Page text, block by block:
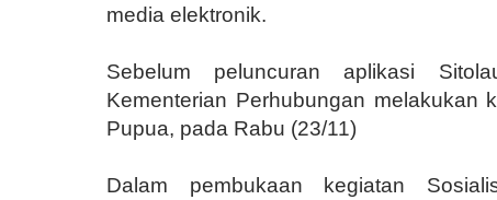
media elektronik.
Sebelum peluncuran aplikasi
Kementerian Perhubungan melakukan
Pupua, pada Rabu (23/11)
Dalam pembukaan kegiatan